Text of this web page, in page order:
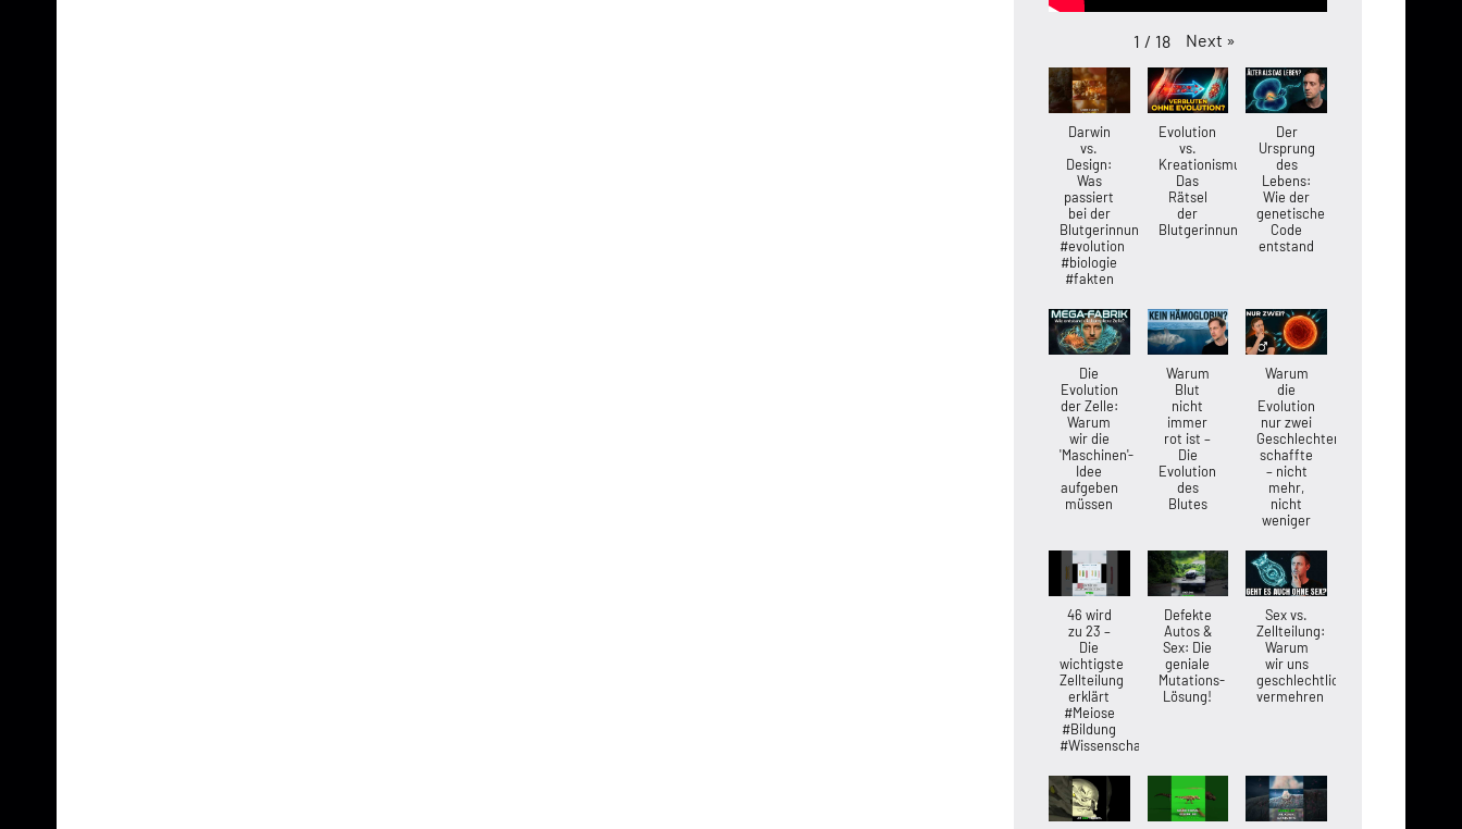
1 / 18 Next »
Darwin
vs.
Design:
Was
passiert
bei der
Blutgerinnung?
#evolution
#biologie
#fakten
Evolution
vs.
Kreationismus:
Das
Rätsel
der
Blutgerinnung
Der
Ursprung
des
Lebens:
Wie der
genetische
Code
entstand
Die
Evolution
der Zelle:
Warum
wir die
'Maschinen'-
Idee
aufgeben
müssen
Warum
Blut
nicht
immer
rot ist –
Die
Evolution
des
Blutes
Warum
die
Evolution
nur zwei
Geschlechter
schaffte
– nicht
mehr,
nicht
weniger
46 wird
zu 23 –
Die
wichtigste
Zellteilung
erklärt
#Meiose
#Bildung
#Wissenschaft
Defekte
Autos &
Sex: Die
geniale
Mutations-
Lösung!
Sex vs.
Zellteilung:
Warum
wir uns
geschlechtlich
vermehren